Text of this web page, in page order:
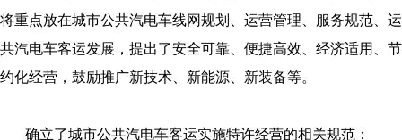
将重点放在城市公共汽电车线网规划、运营管理、服务规范、
共汽电车客运发展，提出了安全可靠、便捷高效、经济适用、
约化经营，鼓励推广新技术、新能源、新装备等。
确立了城市公共汽电车客运实施特许经营的相关规范：